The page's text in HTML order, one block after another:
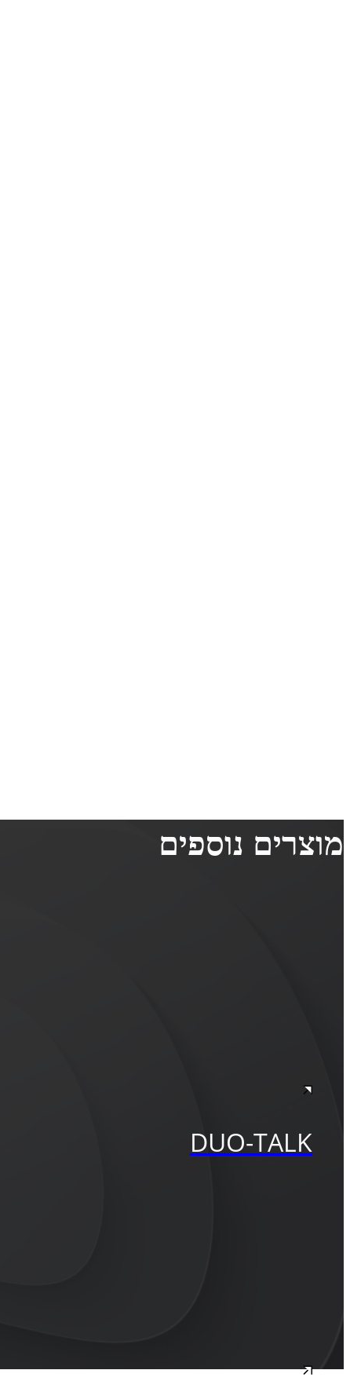
מוצרים נוספים
DUO-TALK